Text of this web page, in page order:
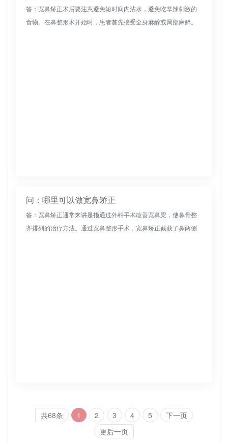
答：宽鼻矫正术后要注意避免短时间内沾水，避免吃辛辣刺激的
食物。在鼻整形术开始时，患者首先接受全身麻醉或局部麻醉。
问：哪里可以做宽鼻矫正
答：宽鼻矫正通常来讲是指通过外科手术改善宽鼻梁，使鼻骨整
齐排列的治疗方法。通过宽鼻整形手术，宽鼻矫正截获了鼻两侧
共68条 1 2 3 4 5
下一页
更后一页